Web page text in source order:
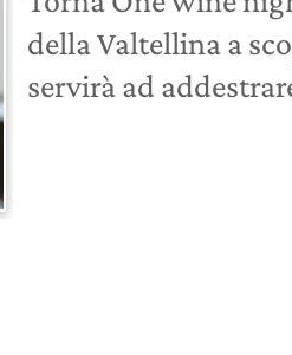
della Valtellina a
servirà ad